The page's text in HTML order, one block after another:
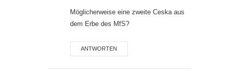
Möglicherweise eine zweite Ceska aus
dem Erbe des MfS?
ANTWORTEN